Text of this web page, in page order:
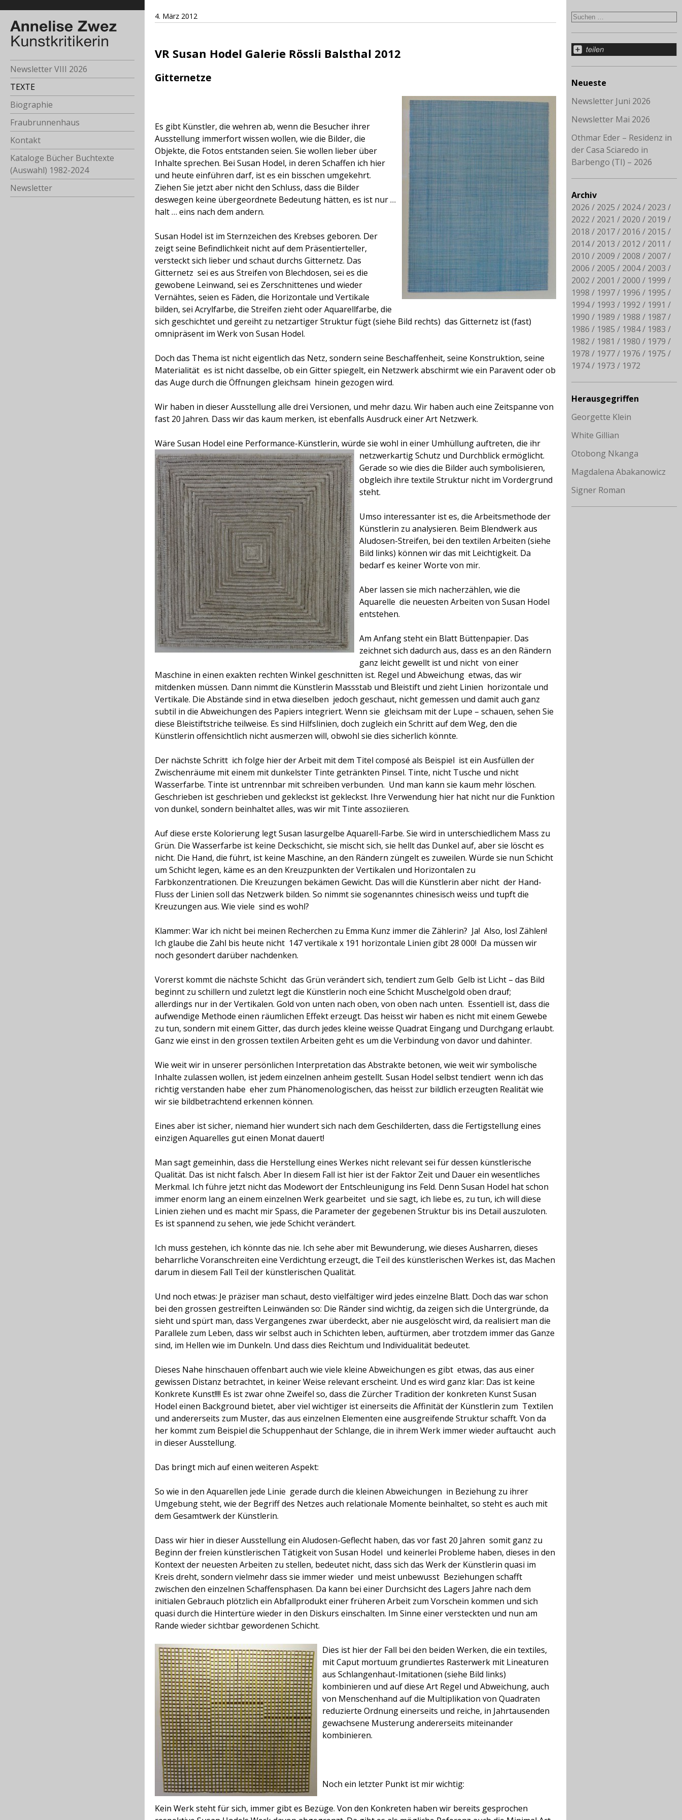
Newsletter VIII 2026
TEXTE
Biographie
Fraubrunnenhaus
Kontakt
Kataloge Bücher Buchtexte
(Auswahl) 1982-2024
Newsletter
4. März 2012
VR Susan Hodel Galerie Rössli Balsthal 2012
Gitternetze
Es gibt Künstler, die wehren ab, wenn die Besucher ihrer
Ausstellung immerfort wissen wollen, wie die Bilder, die
Objekte, die Fotos entstanden seien. Sie wollen lieber über
Inhalte sprechen. Bei Susan Hodel, in deren Schaffen ich hier
und heute einführen darf, ist es ein bisschen umgekehrt.
Ziehen Sie jetzt aber nicht den Schluss, dass die Bilder
deswegen keine übergeordnete Bedeutung hätten, es ist nur …
halt … eins nach dem andern.
Susan Hodel ist im Sternzeichen des Krebses geboren. Der
zeigt seine Befindlichkeit nicht auf dem Präsentierteller,
versteckt sich lieber und schaut durchs Gitternetz. Das
Gitternetz  sei es aus Streifen von Blechdosen, sei es die
gewobene Leinwand, sei es Zerschnittenes und wieder
Vernähtes, seien es Fäden, die Horizontale und Vertikale
bilden, sei Acrylfarbe, die Streifen zieht oder Aquarellfarbe, die
sich geschichtet und gereiht zu netzartiger Struktur fügt (siehe Bild rechts)  das Gitternetz ist (fast)
omnipräsent im Werk von Susan Hodel.
Doch das Thema ist nicht eigentlich das Netz, sondern seine Beschaffenheit, seine Konstruktion, seine
Materialität es ist nicht dasselbe, ob ein Gitter spiegelt, ein Netzwerk abschirmtwie ein Paravent oder ob
das Auge durch die Öffnungen gleichsam hinein gezogen wird.
Wir haben in dieser Ausstellung alle drei Versionen, und mehr dazu. Wir haben auch eine Zeitspanne von
fast 20 Jahren. Dass wir das kaum merken, ist ebenfalls Ausdruck einer Art Netzwerk.
Wäre Susan Hodel eine Performance-Künstlerin, würde sie wohl in einer Umhüllung auftreten, die ihr
netzwerkartig Schutz und Durchblick ermöglicht.
Gerade so wie dies die Bilder auch symbolisieren,
obgleich ihre textile Struktur nicht im Vordergrund
steht.
Umso interessanter ist es, die Arbeitsmethode der
Künstlerin zu analysieren. Beim Blendwerk aus
Aludosen-Streifen, bei den textilen Arbeiten (siehe
Bild links) können wir das mit Leichtigkeit. Da
bedarf es keiner Worte von mir.
Aber lassen sie mich nacherzählen, wie die
Aquarelle  die neuesten Arbeiten von Susan Hodel 
entstehen.
Am Anfang steht ein Blatt Büttenpapier. Das
zeichnet sich dadurch aus, dass es an den Rändern
ganz leicht gewellt ist und nicht von einer
Maschine in einen exakten rechten Winkel geschnitten ist. Regel und Abweichung  etwas, das wir
mitdenken müssen. Dann nimmt die Künstlerin Massstab und Bleistift und zieht Linien  horizontale und
Vertikale. Die Abstände sind in etwa dieselben  jedoch geschaut, nicht gemessen und damit auch ganz
subtil in die Abweichungen des Papiers integriert. Wenn sie  gleichsam mit der Lupe – schauen, sehen Sie
diese Bleistiftstriche teilweise. Es sind Hilfslinien, doch zugleich ein Schritt auf dem Weg, den die
Künstlerin offensichtlich nicht ausmerzen will, obwohl sie dies sicherlich könnte.
Der nächste Schritt  ich folge hier der Arbeit mit dem Titel composé als Beispiel  ist ein Ausfüllen der
Zwischenräume mit einem mit dunkelster Tinte getränkten Pinsel. Tinte, nicht Tusche und nicht
Wasserfarbe. Tinte ist untrennbar mit schreiben verbunden. Und man kann sie kaum mehr löschen.
Geschrieben ist geschrieben und gekleckst ist gekleckst. Ihre Verwendung hier hat nicht nur die Funktion
von dunkel, sondern beinhaltet alles, was wir mit Tinte assoziieren.
Auf diese erste Kolorierung legt Susan lasurgelbe Aquarell-Farbe. Sie wird in unterschiedlichem Mass zu
Grün. Die Wasserfarbe ist keine Deckschicht, sie mischt sich, sie hellt das Dunkel auf, aber sie löscht es
nicht. Die Hand, die führt, ist keine Maschine, an den Rändern züngelt es zuweilen. Würde sie nun Schicht
um Schicht legen, käme es an den Kreuzpunkten der Vertikalen und Horizontalen zu
Farbkonzentrationen. Die Kreuzungen bekämen Gewicht. Das will die Künstlerin aber nicht  der Hand-
Fluss der Linien soll das Netzwerk bilden. So nimmt sie sogenanntes chinesisch weiss und tupft die
Kreuzungen aus. Wie viele sind es wohl?
Klammer: War ich nicht bei meinen Recherchen zu Emma Kunz immer die Zählerin?  Ja!  Also, los! Zählen! 
Ich glaube die Zahl bis heute nicht  147 vertikale x 191 horizontale Linien gibt 28 000!  Da müssen wir
noch gesondert darüber nachdenken.
Vorerst kommt die nächste Schicht  das Grün verändert sich, tendiert zum Gelb  Gelb ist Licht – das Bild
beginnt zu schillern und zuletzt legt die Künstlerin noch eine Schicht Muschelgold oben drauf;
allerdings nur in der Vertikalen. Gold von unten nach oben, von oben nach unten. Essentiell ist, dass die
aufwendige Methode einen räumlichen Effekt erzeugt. Das heisst wir haben es nicht mit einem Gewebe
zu tun, sondern mit einem Gitter, das durch jedes kleine weisse Quadrat Eingang und Durchgang erlaubt.
Ganz wie einst in den grossen textilen Arbeiten geht es um die Verbindung von davor und dahinter.
Wie weit wir in unserer persönlichen Interpretation das Abstrakte betonen, wie weit wir symbolische
Inhalte zulassen wollen, ist jedem einzelnen anheim gestellt. Susan Hodel selbst tendiert  wenn ich das
richtig verstanden habe  eher zum Phänomenologischen, das heisst zur bildlich erzeugten Realität wie
wir sie bildbetrachtend erkennen können.
Eines aber ist sicher, niemand hier wundert sich nach dem Geschilderten, dass die Fertigstellung eines
einzigen Aquarelles gut einen Monat dauert!
Man sagt gemeinhin, dass die Herstellung eines Werkes nicht relevant sei für dessen künstlerische
Qualität. Das ist nicht falsch. Aber In diesem Fall ist hier ist der Faktor Zeit und Dauer ein wesentliches
Merkmal. Ich führe jetzt nicht das Modewort der Entschleunigung ins Feld. Denn Susan Hodel hat schon
immer enorm lang an einem einzelnen Werk gearbeitet und sie sagt, ich liebe es, zu tun, ich will diese
Linien ziehen und es macht mir Spass, die Parameter der gegebenen Struktur bis ins Detail auszuloten.
Es ist spannend zu sehen, wie jede Schicht verändert.
Ich muss gestehen, ich könnte das nie. Ich sehe aber mit Bewunderung, wie dieses Ausharren, dieses
beharrliche Voranschreiten eine Verdichtung erzeugt, die Teil des künstlerischen Werkes ist, das Machen
darum in diesem Fall Teil der künstlerischen Qualität.
Und noch etwas: Je präziser man schaut, desto vielfältiger wird jedes einzelne Blatt. Doch das war schon
bei den grossen gestreiften Leinwänden so: Die Ränder sind wichtig, da zeigen sich die Untergründe, da
sieht und spürt man, dass Vergangenes zwar überdeckt, aber nie ausgelöscht wird, da realisiert man die
Parallele zum Leben, dass wir selbst auch in Schichten leben, auftürmen, aber trotzdem immer das Ganze
sind, im Hellen wie im Dunkeln. Und dass dies Reichtum und Individualität bedeutet.
Dieses Nahe hinschauen offenbart auch wie viele kleine Abweichungen es gibt  etwas, das aus einer
gewissen Distanz betrachtet, in keiner Weise relevant erscheint. Und es wird ganz klar: Das ist keine
Konkrete Kunst!!!! Es ist zwar ohne Zweifel so, dass die Zürcher Tradition der konkreten Kunst Susan
Hodel einen Background bietet, aber viel wichtiger ist einerseits die Affinität der Künstlerin zum Textilen
und andererseits zum Muster, das aus einzelnen Elementen eine ausgreifende Struktur schafft. Von da
her kommt zum Beispiel die Schuppenhaut der Schlange, die in ihrem Werk immer wieder auftaucht  auch
in dieser Ausstellung.
Das bringt mich auf einen weiteren Aspekt:
So wie in den Aquarellen jede Linie  gerade durch die kleinen Abweichungen  in Beziehung zu ihrer
Umgebung steht, wie der Begriff des Netzes auch relationale Momente beinhaltet, so steht es auch mit
dem Gesamtwerk der Künstlerin.
Dass wir hier in dieser Ausstellung ein Aludosen-Geflecht haben, das vor fast 20 Jahren  somit ganz zu
Beginn der freien künstlerischen Tätigkeit von Susan Hodel  und keinerlei Probleme haben, dieses in den
Kontext der neuesten Arbeiten zu stellen, bedeutet nicht, dass sich das Werk der Künstlerin quasi im
Kreis dreht, sondern vielmehr dass sie immer wieder  und meist unbewusst  Beziehungen schafft
zwischen den einzelnen Schaffensphasen. Da kann bei einer Durchsicht des Lagers Jahre nach dem
initialen Gebrauch plötzlich ein Abfallprodukt einer früheren Arbeit zum Vorschein kommen und sich
quasi durch die Hintertüre wieder in den Diskurs einschalten. Im Sinne einer versteckten und nun am
Rande wieder sichtbar gewordenen Schicht.
Dies ist hier der Fall bei den beiden Werken, die ein textiles,
mit Caput mortuum grundiertes Rasterwerk mit Lineaturen
aus Schlangenhaut-Imitationen (siehe Bild links)
kombinieren und auf diese Art Regel und Abweichung, auch
von Menschenhand auf die Multiplikation von Quadraten
reduzierte Ordnung einerseits und reiche, in Jahrtausenden
gewachsene Musterung andererseits miteinander
kombinieren.
Noch ein letzter Punkt ist mir wichtig:
Kein Werk steht für sich, immer gibt es Bezüge. Von den Konkreten haben wir bereits gesprochen
Neueste
Newsletter Juni 2026
Newsletter Mai 2026
Othmar Eder – Residenz in
der Casa Sciaredo in
Barbengo (TI) – 2026
Archiv
2026
2025 2024
2023
2022
2021 2020
2019
2018
2017 2016
2015
2014
2013 2012
2011
2010
2009 2008
2007
2006
2005 2004
2003
2002
2001 2000
1999
1998
1997 1996
1995
1994
1993 1992
1991
1990
1989 1988
1987
1986
1985 1984
1983
1982
1981 1980
1979
1978
1977 1976
1975
1974
1973 1972
Herausgegriffen
Georgette Klein
White Gillian
Otobong Nkanga
Magdalena Abakanowicz
Signer Roman